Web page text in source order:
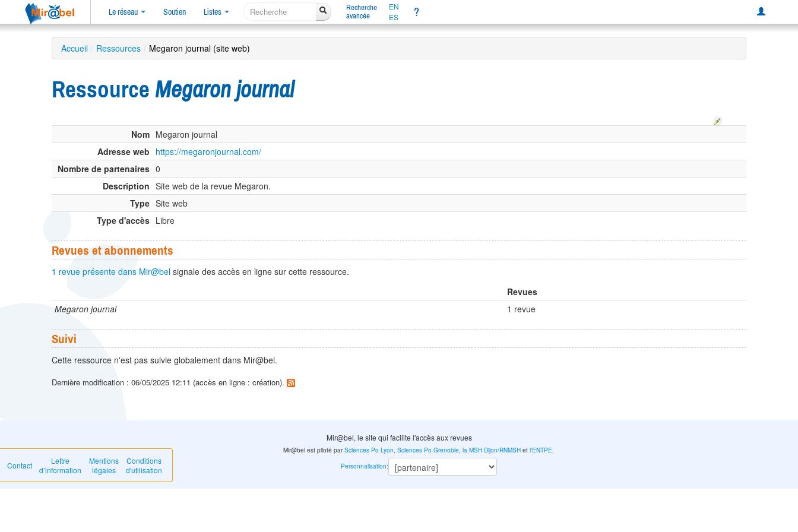
Le réseau Soutien Listes
Recherche
avancée
EN
ES
?
Accueil / Ressources / Megaron journal (site web)
Ressource Megaron journal
Nom Megaron journal
Adresse web https://megaronjournal.com/
Nombre de partenaires 0
Description Site web de la revue Megaron.
Type Site web
Type d'accès Libre
Revues et abonnements
1 revue présente dans Mir@bel signale des accès en ligne sur cette ressource.
Revues
Megaron journal
1 revue
Suivi
Cette ressource n'est pas suivie globalement dans Mir@bel.
Dernière modification : 06/05/2025 12:11 (accès en ligne : création).
Mir@bel, le site qui facilite l'accès aux revues
Contact
Lettre
d’information
Mentions
légales
Conditions
d'utilisation
Mir@bel est piloté parSciences Po Lyon,Sciences Po Grenoble,la MSH Dijon/RNMSH etl'ENTPE.
Personnalisation: